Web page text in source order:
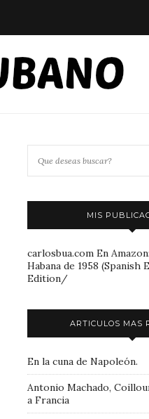
MIS
carlosbua.com En
Habana de 1958 (Spanish
Edition/
ARTICULOS MAS
En la cuna de Napoleón.
Antonio Machado,
a Francia